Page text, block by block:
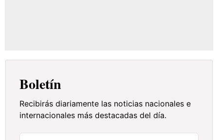
Boletín
Recibirás diariamente las noticias nacionales e
internacionales más destacadas del día.